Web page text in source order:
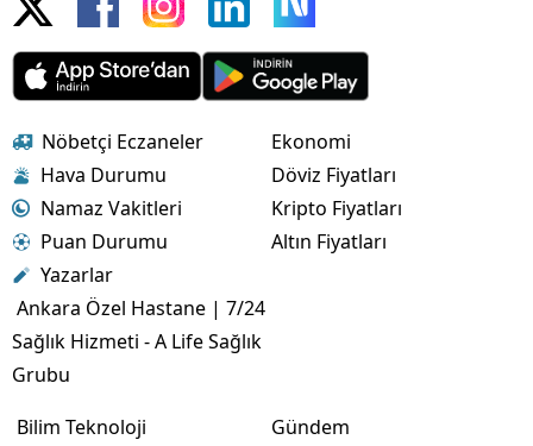
Nöbetçi Eczaneler
Hava Durumu
Namaz Vakitleri
Puan Durumu
Yazarlar
Ankara Özel Hastane | 7/24
Sağlık Hizmeti - A Life Sağlık
Grubu
Ekonomi
Döviz Fiyatları
Kripto Fiyatları
Altın Fiyatları
Bilim Teknoloji
Gündem